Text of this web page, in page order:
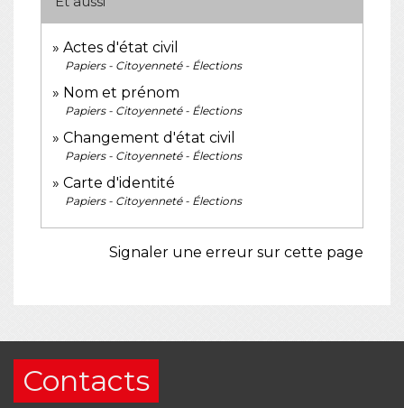
Actes d'état civil
Papiers - Citoyenneté - Élections
Nom et prénom
Papiers - Citoyenneté - Élections
Changement d'état civil
Papiers - Citoyenneté - Élections
Carte d'identité
Papiers - Citoyenneté - Élections
Signaler une erreur sur cette page
Contacts